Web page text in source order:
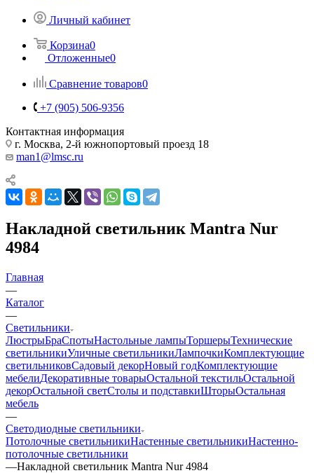
Личный кабинет
Корзина0
Отложенные0
Сравнение товаров0
+7 (905) 506-9356
Контактная информация
г. Москва, 2-й южнопортовый проезд 18
man1@lmsc.ru
Накладной светильник Mantra Nur
4984
Главная
—
Каталог
—
Светильники
ЛюстрыБраСпотыНастольные лампыТоршерыТехнические
светильникиУличные светильникиЛампочкиКомплектующие
светильниковСадовый декорНовый годКомплектующие
мебелиДекоративные товарыОстальной текстильОстальной
декорОстальной светСтолы и подставкиШторыОстальная
мебель
—
Светодиодные светильники
Потолочные светильникиНастенные светильникиНастенно-
потолочные светильники
—Накладной светильник Mantra Nur 4984